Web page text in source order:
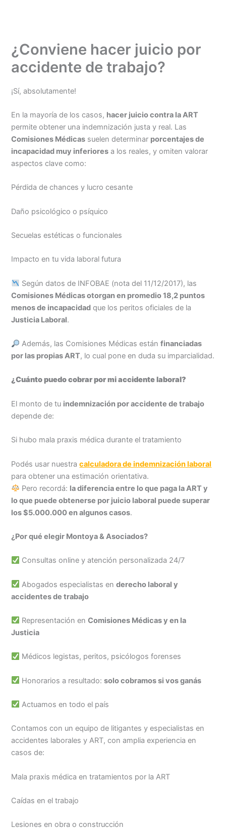
¿Conviene hacer juicio por
accidente de trabajo?
¡Sí, absolutamente!
En la mayoría de los casos, hacer juicio contra la ART
permite obtener una indemnización justa y real. Las
Comisiones Médicas suelen determinar porcentajes de
incapacidad muy inferiores a los reales, y omiten valorar
aspectos clave como:
Pérdida de chances y lucro cesante
Daño psicológico o psíquico
Secuelas estéticas o funcionales
Impacto en tu vida laboral futura
Según datos de INFOBAE (nota del 11/12/2017), las
Comisiones Médicas otorgan en promedio 18,2 puntos
menos de incapacidad que los peritos oficiales de la
Justicia Laboral.
Además, las Comisiones Médicas estánfinanciadas
por las propias ART, lo cual pone en duda su imparcialidad.
¿Cuánto puedo cobrar por mi accidente laboral?
El monto de tu indemnización por accidente de trabajo
depende de:
Si hubo mala praxis médica durante el tratamiento
Podés usar nuestracalculadora de indemnización laboral
para obtener una estimación orientativa.
Pero recordá: la diferencia entre lo que paga la ART y
lo que puede obtenerse por juicio laboral puede superar
los $5.000.000 en algunos casos.
¿Por qué elegir Montoya & Asociados?
Consultas online y atención personalizada 24/7
Abogados especialistas enderecho laboral y
accidentes de trabajo
Representación enComisiones Médicas y en la
Justicia
Médicos legistas, peritos, psicólogos forenses
Honorarios a resultado:solo cobramos si vos ganás
Actuamos en todo el país
Contamos con un equipo de litigantes y especialistas en
accidentes laborales y ART, con amplia experiencia en
casos de:
Mala praxis médica en tratamientos por la ART
Caídas en el trabajo
Lesiones en obra o construcción